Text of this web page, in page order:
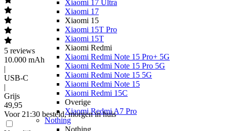
Xiaomi 17 Ultra
Xiaomi 17
Xiaomi 15
Xiaomi 15T Pro
Xiaomi 15T
Xiaomi Redmi
Xiaomi Redmi Note 15 Pro+ 5G
Xiaomi Redmi Note 15 Pro 5G
Xiaomi Redmi Note 15 5G
Xiaomi Redmi Note 15
Xiaomi Redmi 15C
Overige
Xiaomi Redmi A7 Pro
Nothing
Nothing
5 reviews
10.000 mAh
|
USB-C
|
Grijs
49,95
Voor 21:30 besteld, morgen in huis